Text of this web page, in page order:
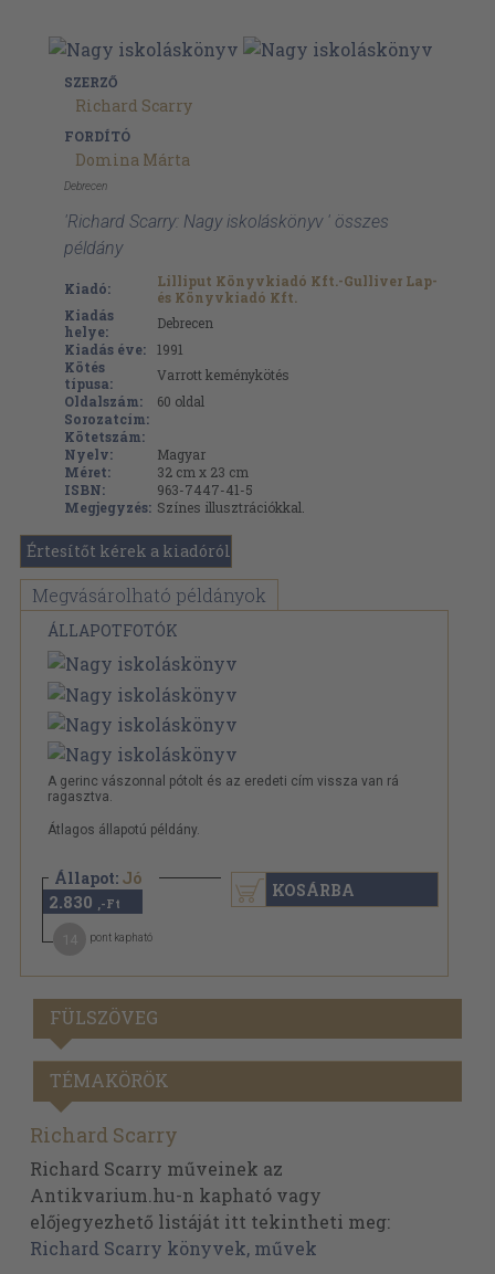
SZERZŐ
Richard Scarry
FORDÍTÓ
Domina Márta
Debrecen
'Richard Scarry: Nagy iskoláskönyv ' összes
példány
Kiadó:
Lilliput Könyvkiadó Kft.-Gulliver Lap-
és Könyvkiadó Kft.
Kiadás
helye:
Debrecen
Kiadás éve:
1991
Kötés
típusa:
Varrott keménykötés
Oldalszám:
60 oldal
Sorozatcím:
Kötetszám:
Nyelv:
Magyar
Méret:
32 cm x 23 cm
ISBN:
963-7447-41-5
Megjegyzés: Színes illusztrációkkal.
Értesítőt kérek a kiadóról
Megvásárolható példányok
ÁLLAPOTFOTÓK
A gerinc vászonnal pótolt és az eredeti cím vissza van rá
ragasztva.
Átlagos állapotú példány.
Állapot: Jó
2.830 ,-Ft
pont kapható
KOSÁRBA
FÜLSZÖVEG
TÉMAKÖRÖK
Richard Scarry
Richard Scarry műveinek az
Antikvarium.hu-n kapható vagy
előjegyezhető listáját itt tekintheti meg:
Richard Scarry könyvek, művek